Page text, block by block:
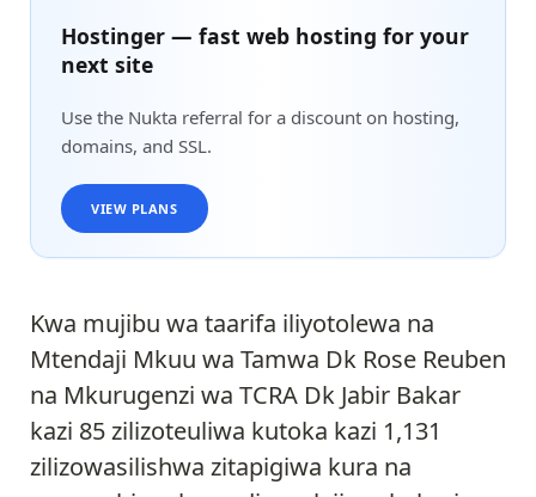
Hostinger — fast web hosting for your
next site
Use the Nukta referral for a discount on hosting,
domains, and SSL.
VIEW PLANS
Kwa mujibu wa taarifa iliyotolewa na
Mtendaji Mkuu wa Tamwa Dk Rose Reuben
na Mkurugenzi wa TCRA Dk Jabir Bakar
kazi 85 zilizoteuliwa kutoka kazi 1,131
zilizowasilishwa zitapigiwa kura na